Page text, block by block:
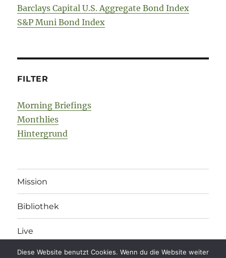
Barclays Capital U.S. Aggregate Bond Index
S&P Muni Bond Index
FILTER
Morning Briefings
Monthlies
Hintergrund
Mission
Bibliothek
Live
Diese Website benutzt Cookies. Wenn du die Website weiter